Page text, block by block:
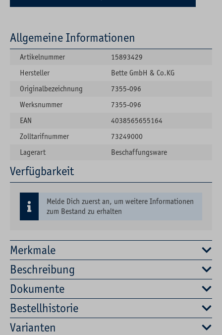
Merkmale
Beschreibung
Dokumente
Bestellhistorie
Varianten
Allgemeine Informationen
Artikelnummer
15893429
Hersteller
Bette GmbH & Co.KG
Originalbezeichnung
7355-096
Werksnummer
7355-096
EAN
4038565655164
Zolltarifnummer
73249000
Lagerart
Beschaffungsware
Verfügbarkeit
Melde Dich zuerst an, um weitere Informationen
zum Bestand zu erhalten